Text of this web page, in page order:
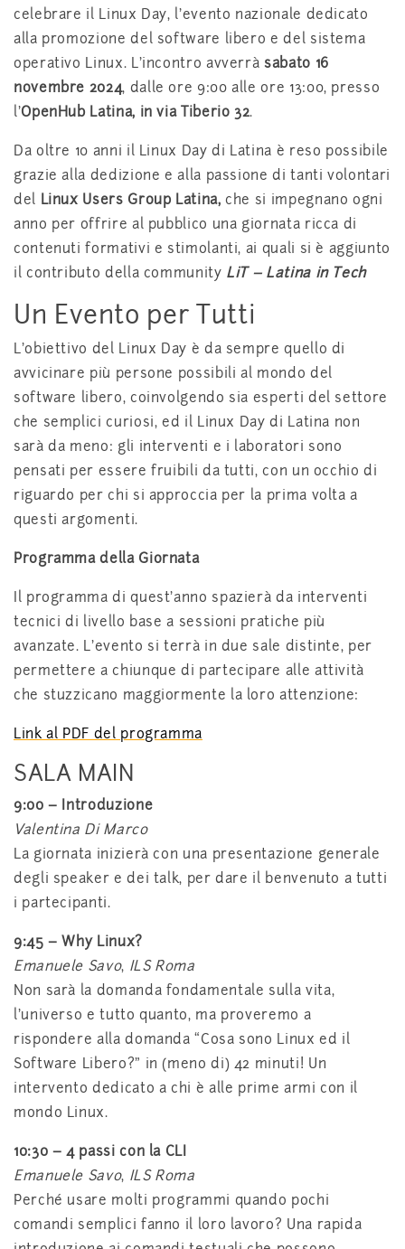
celebrare il Linux Day, l’evento nazionale dedicato
alla promozione del software libero e del sistema
operativo Linux. L’incontro avverràsabato 16
novembre 2024, dalle ore 9:00 alle ore 13:00, presso
l’OpenHub Latina, in via Tiberio 32.
Da oltre 10 anni il Linux Day di Latina è reso possibile
grazie alla dedizione e alla passione di tanti volontari
del Linux Users Group Latina, che si impegnano ogni
anno per offrire al pubblico una giornata ricca di
contenuti formativi e stimolanti, ai quali si è aggiunto
il contributo della community LiT – Latina in Tech
Un Evento per Tutti
L’obiettivo del Linux Day è da sempre quello di
avvicinare più persone possibili al mondo del
software libero, coinvolgendo sia esperti del settore
che semplici curiosi, ed il Linux Day di Latina non
sarà da meno: gli interventi e i laboratori sono
pensati per essere fruibili da tutti, con un occhio di
riguardo per chi si approccia per la prima volta a
questi argomenti.
Programma della Giornata
Il programma di quest’anno spazierà da interventi
tecnici di livello base a sessioni pratiche più
avanzate. L’evento si terrà in due sale distinte, per
permettere a chiunque di partecipare alle attività
che stuzzicano maggiormente la loro attenzione:
Link al PDF del programma
SALA MAIN
9:00 – Introduzione
Valentina Di Marco
La giornata inizierà con una presentazione generale
degli speaker e dei talk, per dare il benvenuto a tutti
i partecipanti.
9:45 – Why Linux?
Emanuele Savo, ILS Roma
Non sarà la domanda fondamentale sulla vita,
l’universo e tutto quanto, ma proveremo a
rispondere alla domanda “Cosa sono Linux ed il
Software Libero?” in (meno di) 42 minuti! Un
intervento dedicato a chi è alle prime armi con il
mondo Linux.
10:30 – 4 passi con la CLI
Emanuele Savo, ILS Roma
Perché usare molti programmi quando pochi
comandi semplici fanno il loro lavoro? Una rapida